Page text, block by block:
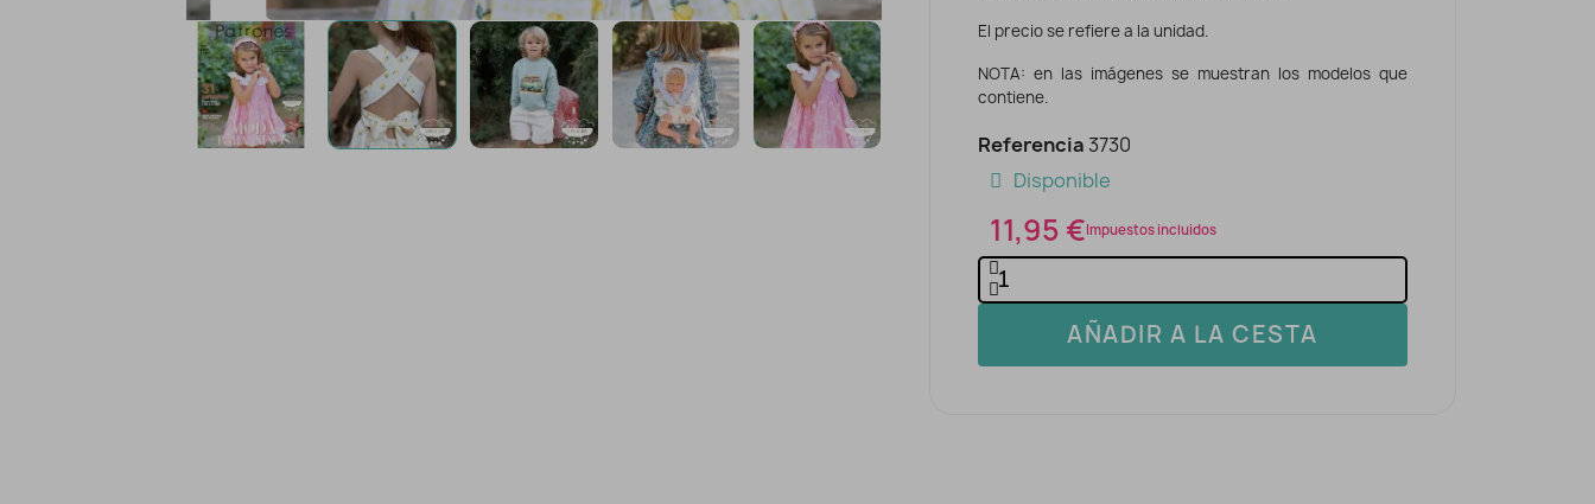
El precio se refiere a la unidad.
NOTA: en las imágenes se muestran los modelos que
contiene.
Referencia 3730
Disponible
11,95 €Impuestos incluidos
AÑADIR A LA CESTA